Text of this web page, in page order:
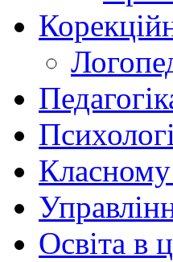
Класному
Освіта в